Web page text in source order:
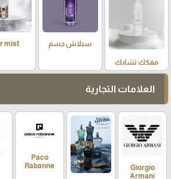
مفكك تشابك
سبلاش جسم mist
العلامات التجارية
Giorgio
Armani
Paco
Rabanne